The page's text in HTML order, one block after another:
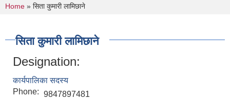
You are here
Home » सिता कुमारी लामिछाने
सिता कुमारी लामिछाने
Designation:
कार्यपालिका सदस्य
Phone: 9847897481